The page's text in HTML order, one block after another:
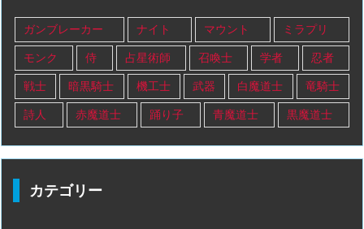
ガンブレーカー ナイト マウント ミラプリ
モンク 侍 占星術師 召喚士 学者 忍者
戦士 暗黒騎士 機工士 武器 白魔道士 竜騎士
詩人 赤魔道士 踊り子 青魔道士 黒魔道士
カテゴリー